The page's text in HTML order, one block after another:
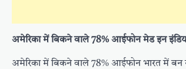
अमेरिका में बिकने वाले 78% आईफोन मेड इन
अमेरिका में बिकने वाले 78% आईफोन भारत में बन